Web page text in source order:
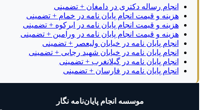
انجام رساله دکتری در دامغان + تضمینی
هزینه و قیمت انجام پایان نامه در خمام + تضمینی
هزینه و قیمت انجام پایان نامه در ابرکوه + تضمینی
هزینه و قیمت انجام پایان نامه در ورامین + تضمینی
انجام پایان نامه در خیابان ولیعصر + تضمینی
انجام پایان نامه در خیابان شهید رجایی + تضمینی
انجام پایان نامه در گیلانغرب + تضمینی
انجام پایان نامه در فارسان + تضمینی
موسسه انجام پایان‌نامه نگار